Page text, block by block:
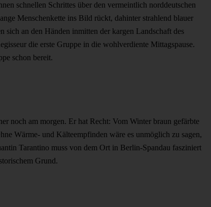
schnellen Schrittes über den vermeintlich norddeutschen
Menschenkette ins Bild rückt, dahinter strahlend blauer
an den Händen inmitten der kargen Landschaft des
die erste Gruppe in die wohlverdiente Mittagspause.
schon bereit.
noch am morgen. Er hat Recht: Vom Winter braun gefärbte
Wärme- und Kälteempfinden wäre es unmöglich zu sagen,
Tarantino muss von dem Ort in Berlin-Spandau fasziniert
Grund.